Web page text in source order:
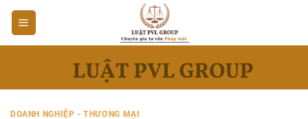
Bỏ
qua
nội
DOANH NGHIỆP - THƯƠNG MẠI